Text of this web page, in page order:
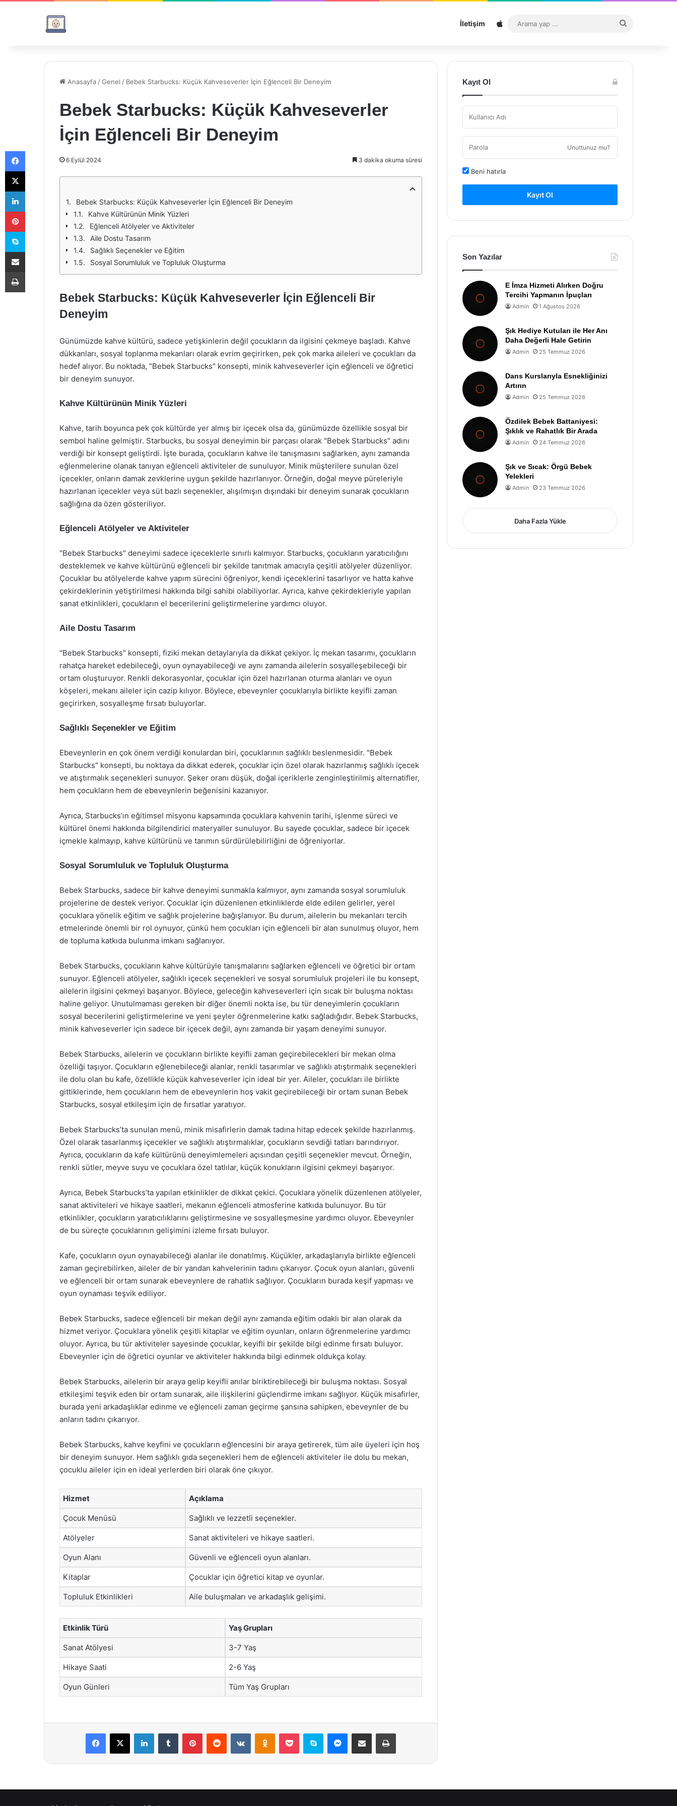
İletişim Sitemap
...
Anasayfa /Genel / Bebek Starbucks: Küçük Kahveseverler İçin Eğlenceli Bir Deneyim
Bebek Starbucks: Küçük Kahveseverler
İçin Eğlenceli Bir Deneyim
6 Eylül 2024 3 dakika okuma süresi
Bebek Starbucks: Küçük Kahveseverler İçin Eğlenceli Bir Deneyim
Kahve Kültürünün Minik Yüzleri
Eğlenceli Atölyeler ve Aktiviteler
Aile Dostu Tasarım
Sağlıklı Seçenekler ve Eğitim
Sosyal Sorumluluk ve Topluluk Oluşturma
Bebek Starbucks: Küçük Kahveseverler İçin Eğlenceli Bir
Deneyim
Günümüzde kahve kültürü, sadece yetişkinlerin değil çocukların da ilgisini çekmeye başladı. Kahve
dükkanları, sosyal toplanma mekanları olarak evrim geçirirken, pek çok marka aileleri ve çocukları da
hedef alıyor. Bu noktada, "Bebek Starbucks" konsepti, minik kahveseverler için eğlenceli ve öğretici
bir deneyim sunuyor.
Kahve Kültürünün Minik Yüzleri
Kahve, tarih boyunca pek çok kültürde yer almış bir içecek olsa da, günümüzde özellikle sosyal bir
sembol haline gelmiştir. Starbucks, bu sosyal deneyimin bir parçası olarak "Bebek Starbucks" adını
verdiği bir konsept geliştirdi. İşte burada, çocukların kahve ile tanışmasını sağlarken, aynı zamanda
eğlenmelerine olanak tanıyan eğlenceli aktiviteler de sunuluyor. Minik müşterilere sunulan özel
içecekler, onların damak zevklerine uygun şekilde hazırlanıyor. Örneğin, doğal meyve püreleriyle
hazırlanan içecekler veya süt bazlı seçenekler, alışılmışın dışındaki bir deneyim sunarak çocukların
sağlığına da özen gösteriliyor.
Eğlenceli Atölyeler ve Aktiviteler
"Bebek Starbucks" deneyimi sadece içeceklerle sınırlı kalmıyor. Starbucks, çocukların yaratıcılığını
desteklemek ve kahve kültürünü eğlenceli bir şekilde tanıtmak amacıyla çeşitli atölyeler düzenliyor.
Çocuklar bu atölyelerde kahve yapım sürecini öğreniyor, kendi içeceklerini tasarlıyor ve hatta kahve
çekirdeklerinin yetiştirilmesi hakkında bilgi sahibi olabiliyorlar. Ayrıca, kahve çekirdekleriyle yapılan
sanat etkinlikleri, çocukların el becerilerini geliştirmelerine yardımcı oluyor.
Aile Dostu Tasarım
"Bebek Starbucks" konsepti, fiziki mekan detaylarıyla da dikkat çekiyor. İç mekan tasarımı, çocukların
rahatça hareket edebileceği, oyun oynayabileceği ve aynı zamanda ailelerin sosyalleşebileceği bir
ortam oluşturuyor. Renkli dekorasyonlar, çocuklar için özel hazırlanan oturma alanları ve oyun
köşeleri, mekanı aileler için cazip kılıyor. Böylece, ebeveynler çocuklarıyla birlikte keyifli zaman
geçirirken, sosyalleşme fırsatı buluyorlar.
Sağlıklı Seçenekler ve Eğitim
Ebeveynlerin en çok önem verdiği konulardan biri, çocuklarının sağlıklı beslenmesidir. "Bebek
Starbucks" konsepti, bu noktaya da dikkat ederek, çocuklar için özel olarak hazırlanmış sağlıklı içecek
ve atıştırmalık seçenekleri sunuyor. Şeker oranı düşük, doğal içeriklerle zenginleştirilmiş alternatifler,
hem çocukların hem de ebeveynlerin beğenisini kazanıyor.
Ayrıca, Starbucks’ın eğitimsel misyonu kapsamında çocuklara kahvenin tarihi, işlenme süreci ve
kültürel önemi hakkında bilgilendirici materyaller sunuluyor. Bu sayede çocuklar, sadece bir içecek
içmekle kalmayıp, kahve kültürünü ve tarımın sürdürülebilirliğini de öğreniyorlar.
Sosyal Sorumluluk ve Topluluk Oluşturma
Bebek Starbucks, sadece bir kahve deneyimi sunmakla kalmıyor, aynı zamanda sosyal sorumluluk
projelerine de destek veriyor. Çocuklar için düzenlenen etkinliklerde elde edilen gelirler, yerel
çocuklara yönelik eğitim ve sağlık projelerine bağışlanıyor. Bu durum, ailelerin bu mekanları tercih
etmelerinde önemli bir rol oynuyor, çünkü hem çocukları için eğlenceli bir alan sunulmuş oluyor, hem
de topluma katkıda bulunma imkanı sağlanıyor.
Bebek Starbucks, çocukların kahve kültürüyle tanışmalarını sağlarken eğlenceli ve öğretici bir ortam
sunuyor. Eğlenceli atölyeler, sağlıklı içecek seçenekleri ve sosyal sorumluluk projeleri ile bu konsept,
ailelerin ilgisini çekmeyi başarıyor. Böylece, geleceğin kahveseverleri için sıcak bir buluşma noktası
haline geliyor. Unutulmaması gereken bir diğer önemli nokta ise, bu tür deneyimlerin çocukların
sosyal becerilerini geliştirmelerine ve yeni şeyler öğrenmelerine katkı sağladığıdır. Bebek Starbucks,
minik kahveseverler için sadece bir içecek değil, aynı zamanda bir yaşam deneyimi sunuyor.
Bebek Starbucks, ailelerin ve çocukların birlikte keyifli zaman geçirebilecekleri bir mekan olma
özelliği taşıyor. Çocukların eğlenebileceği alanlar, renkli tasarımlar ve sağlıklı atıştırmalık seçenekleri
ile dolu olan bu kafe, özellikle küçük kahveseverler için ideal bir yer. Aileler, çocukları ile birlikte
gittiklerinde, hem çocukların hem de ebeveynlerin hoş vakit geçirebileceği bir ortam sunan Bebek
Starbucks, sosyal etkileşim için de fırsatlar yaratıyor.
Bebek Starbucks’ta sunulan menü, minik misafirlerin damak tadına hitap edecek şekilde hazırlanmış.
Özel olarak tasarlanmış içecekler ve sağlıklı atıştırmalıklar, çocukların sevdiği tatları barındırıyor.
Ayrıca, çocukların da kafe kültürünü deneyimlemeleri açısından çeşitli seçenekler mevcut. Örneğin,
renkli sütler, meyve suyu ve çocuklara özel tatlılar, küçük konukların ilgisini çekmeyi başarıyor.
Ayrıca, Bebek Starbucks’ta yapılan etkinlikler de dikkat çekici. Çocuklara yönelik düzenlenen atölyeler,
sanat aktiviteleri ve hikaye saatleri, mekanın eğlenceli atmosferine katkıda bulunuyor. Bu tür
etkinlikler, çocukların yaratıcılıklarını geliştirmesine ve sosyalleşmesine yardımcı oluyor. Ebeveynler
de bu süreçte çocuklarının gelişimini izleme fırsatı buluyor.
Kafe, çocukların oyun oynayabileceği alanlar ile donatılmış. Küçükler, arkadaşlarıyla birlikte eğlenceli
zaman geçirebilirken, aileler de bir yandan kahvelerinin tadını çıkarıyor. Çocuk oyun alanları, güvenli
ve eğlenceli bir ortam sunarak ebeveynlere de rahatlık sağlıyor. Çocukların burada keşif yapması ve
oyun oynaması teşvik ediliyor.
Bebek Starbucks, sadece eğlenceli bir mekan değil aynı zamanda eğitim odaklı bir alan olarak da
hizmet veriyor. Çocuklara yönelik çeşitli kitaplar ve eğitim oyunları, onların öğrenmelerine yardımcı
oluyor. Ayrıca, bu tür aktiviteler sayesinde çocuklar, keyifli bir şekilde bilgi edinme fırsatı buluyor.
Ebeveynler için de öğretici oyunlar ve aktiviteler hakkında bilgi edinmek oldukça kolay.
Bebek Starbucks, ailelerin bir araya gelip keyifli anılar biriktirebileceği bir buluşma noktası. Sosyal
etkileşimi teşvik eden bir ortam sunarak, aile ilişkilerini güçlendirme imkanı sağlıyor. Küçük misafirler,
burada yeni arkadaşlıklar edinme ve eğlenceli zaman geçirme şansına sahipken, ebeveynler de bu
anların tadını çıkarıyor.
Bebek Starbucks, kahve keyfini ve çocukların eğlencesini bir araya getirerek, tüm aile üyeleri için hoş
bir deneyim sunuyor. Hem sağlıklı gıda seçenekleri hem de eğlenceli aktiviteler ile dolu bu mekan,
çocuklu aileler için en ideal yerlerden biri olarak öne çıkıyor.
Hizmet Açıklama
Çocuk Menüsü Sağlıklı ve lezzetli seçenekler.
Atölyeler Sanat aktiviteleri ve hikaye saatleri.
Oyun Alanı Güvenli ve eğlenceli oyun alanları.
Kitaplar Çocuklar için öğretici kitap ve oyunlar.
Topluluk Etkinlikleri Aile buluşmaları ve arkadaşlık gelişimi.
Etkinlik Türü Yaş Grupları
Sanat Atölyesi 3-7 Yaş
Hikaye Saati 2-6 Yaş
Oyun Günleri Tüm Yaş Grupları
Facebook
X LinkedInTumblr PinterestReddit VKontakteOdnoklassniki
Pocket Skype Messenger
E-Posta ile paylaş Yazdır
Kayıt Ol
Unuttunuz mu?
Beni hatırla
Kayıt Ol
Son Yazılar
E İmza Hizmeti Alırken Doğru
Tercihi Yapmanın İpuçları
Admin 1 Ağustos 2026
Şık Hediye Kutuları ile Her Anı
Daha Değerli Hale Getirin
Admin 25 Temmuz 2026
Dans Kurslarıyla Esnekliğinizi
Artırın
Admin 25 Temmuz 2026
Özdilek Bebek Battaniyesi:
Şıklık ve Rahatlık Bir Arada
Admin 24 Temmuz 2026
Şık ve Sıcak: Örgü Bebek
Yelekleri
Admin 23 Temmuz 2026
Daha Fazla Yükle
Facebook
X
LinkedIn
Pinterest
Skype
E-Posta ile paylaş